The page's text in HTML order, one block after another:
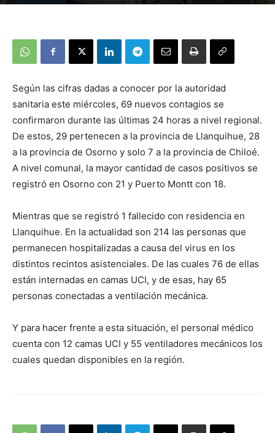
Según las cifras dadas a conocer por la autoridad
sanitaria este miércoles, 69 nuevos contagios se
confirmaron durante las últimas 24 horas a nivel regional.
De estos, 29 pertenecen a la provincia de Llanquihue, 28
a la provincia de Osorno y solo 7 a la provincia de Chiloé.
A nivel comunal, la mayor cantidad de casos positivos se
registró en Osorno con 21 y Puerto Montt con 18.
Mientras que se registró 1 fallecido con residencia en
Llanquihue. En la actualidad son 214 las personas que
permanecen hospitalizadas a causa del virus en los
distintos recintos asistenciales. De las cuales 76 de ellas
están internadas en camas UCI, y de esas, hay 65
personas conectadas a ventilación mecánica.
Y para hacer frente a esta situación, el personal médico
cuenta con 12 camas UCI y 55 ventiladores mecánicos los
cuales quedan disponibles en la región.